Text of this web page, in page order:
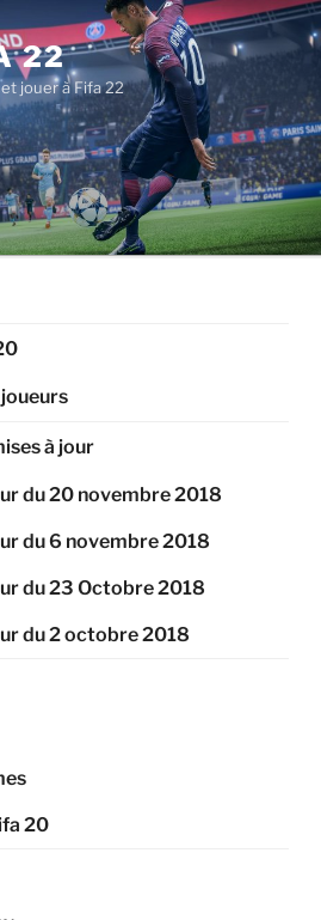
22
jouer à Fifa 22
joueurs
à jour
du 20 novembre 2018
du 6 novembre 2018
du 23 Octobre 2018
du 2 octobre 2018
20